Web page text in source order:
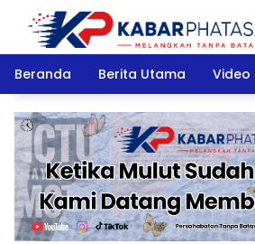
Langsung
konten
Beranda
Berita Utama Video